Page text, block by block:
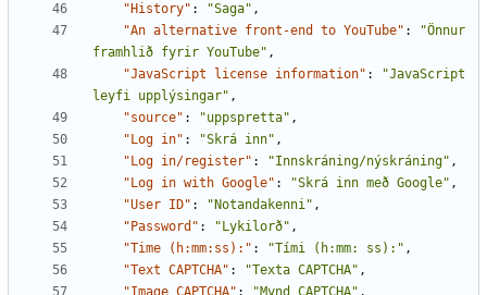
"History" : "Saga" ,
"An alternative front-end to YouTube" :
"Önnur
framhlið fyrir YouTube" ,
"JavaScript license information" :
"JavaScript
leyfi upplýsingar" ,
"source" : "uppspretta" ,
"Log in" : "Skrá inn" ,
"Log in/register" : "Innskráning/nýskráning" ,
"Log in with Google" : "Skrá inn með Google" ,
"User ID" : "Notandakenni" ,
"Password" : "Lykilorð" ,
"Time (h:mm:ss):" : "Tími (h:mm: ss):" ,
"Text CAPTCHA" : "Texta CAPTCHA" ,